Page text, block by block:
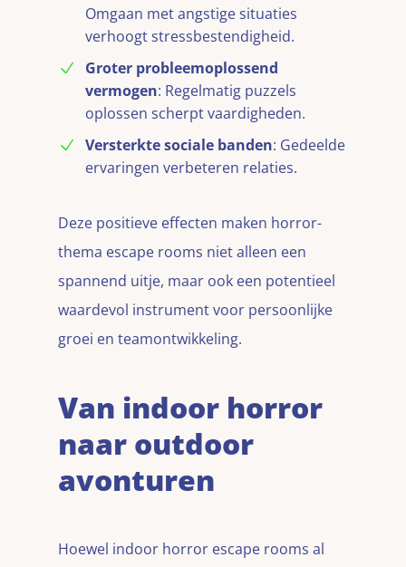
Omgaan met angstige situaties
verhoogt stressbestendigheid.
Groter probleemoplossend
vermogen: Regelmatig puzzels
oplossen scherpt vaardigheden.
Versterkte sociale banden: Gedeelde
ervaringen verbeteren relaties.
Deze positieve effecten maken horror-
thema escape rooms niet alleen een
spannend uitje, maar ook een potentieel
waardevol instrument voor persoonlijke
groei en teamontwikkeling.
Van indoor horror
naar outdoor
avonturen
Hoewel indoor horror escape rooms al